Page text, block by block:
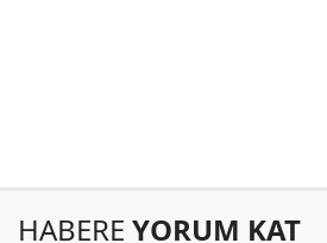
HABERE YORUM KAT